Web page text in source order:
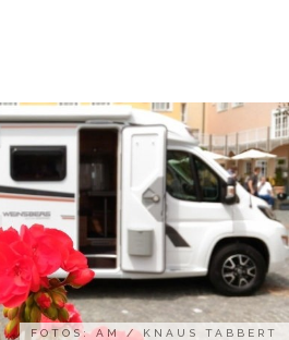
FOTOS: AM / KNAUS TABBERT